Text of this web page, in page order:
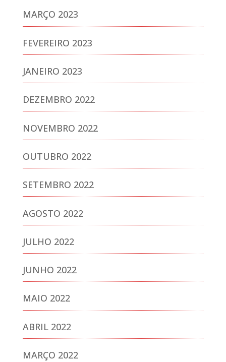
MARÇO 2023
FEVEREIRO 2023
JANEIRO 2023
DEZEMBRO 2022
NOVEMBRO 2022
OUTUBRO 2022
SETEMBRO 2022
AGOSTO 2022
JULHO 2022
JUNHO 2022
MAIO 2022
ABRIL 2022
MARÇO 2022